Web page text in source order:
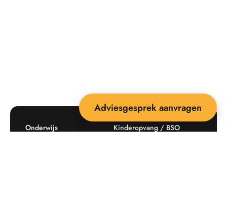
Onderwijs Kinderopvang / BSO
Adviesgesprek aanvragen